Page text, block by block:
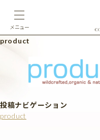
メニュー
product
投稿ナビゲーション
product